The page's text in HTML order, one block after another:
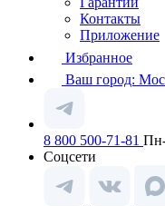
Контакты
Приложение
Избранное
Ваш город:
8 800 500-71-81
Соцсети